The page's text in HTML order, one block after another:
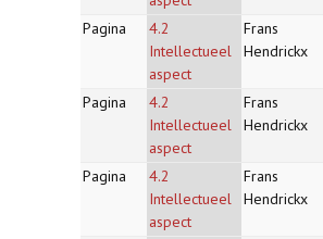
Pagina
4.2
Intellectueel
aspect
Frans
Hendrickx
Pagina
4.2
Intellectueel
aspect
Frans
Hendrickx
Pagina
4.2
Intellectueel
aspect
Frans
Hendrickx